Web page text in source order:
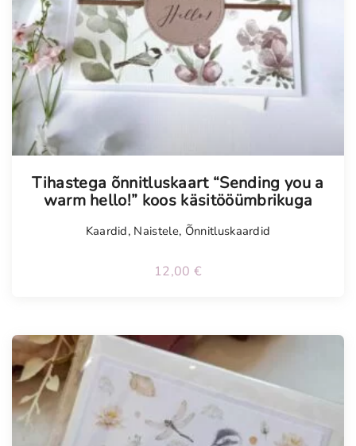
Tihastega õnnitluskaart “Sending you a
warm hello!” koos käsitööümbrikuga
Kaardid, Naistele, Õnnitluskaardid
12,00 €